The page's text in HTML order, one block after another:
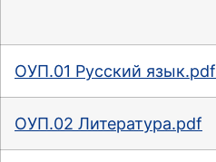
OУП.01 Русский язык.pdf
OУП.02 Литература.pdf